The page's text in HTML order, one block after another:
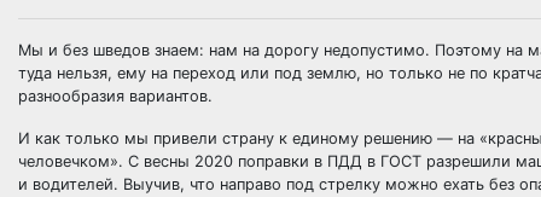
Мы и без шведов знаем: нам на дорогу недопустимо. Поэтому на
туда нельзя, ему на переход или под землю, но только не по
разнообразия вариантов.
И как только мы привели страну к единому решению — на
человечком». С весны 2020 поправки в ПДД в ГОСТ разрешили
и водителей. Выучив, что направо под стрелку можно ехать без